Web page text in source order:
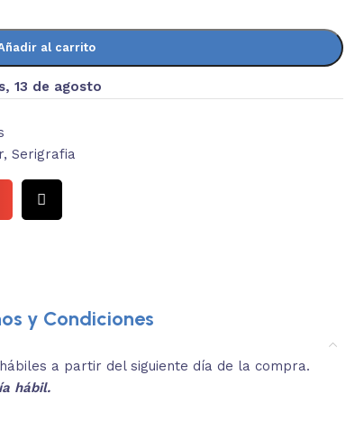
al carrito
13 de agosto
, Serigrafia
aproximadas. 3.
y Condiciones
a partir del siguiente día de la compra.
hábil.